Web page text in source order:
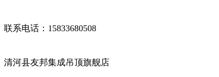
联系电话：15833680508
清河县友邦集成吊顶旗舰店